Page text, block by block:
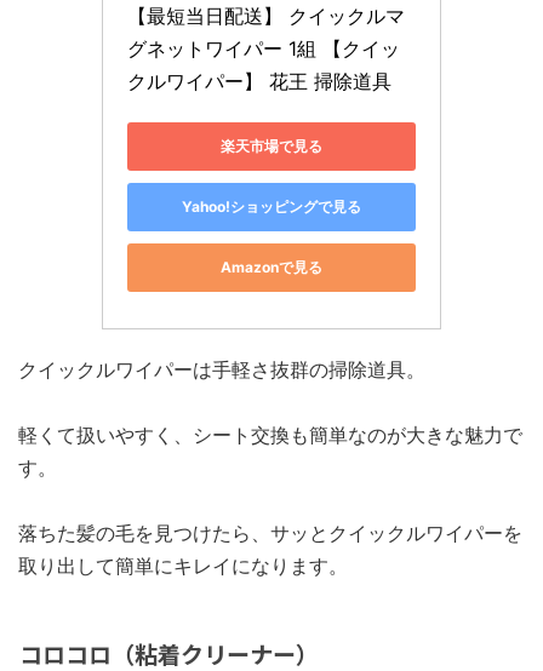
【最短当日配送】 クイックルマ
グネットワイパー 1組 【クイッ
クルワイパー】 花王 掃除道具
楽天市場で見る
Yahoo!ショッピングで見る
Amazonで見る
クイックルワイパーは手軽さ抜群の掃除道具。
軽くて扱いやすく、シート交換も簡単なのが大きな魅力で
す。
落ちた髪の毛を見つけたら、サッとクイックルワイパーを
取り出して簡単にキレイになります。
コロコロ（粘着クリーナー）